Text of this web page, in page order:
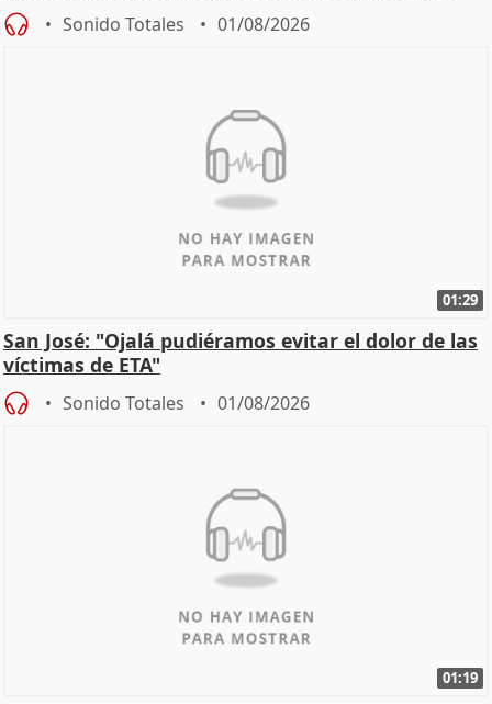
Sonido Totales 01/08/2026
01:29
San José: "Ojalá pudiéramos evitar el dolor de las
víctimas de ETA"
Sonido Totales 01/08/2026
01:19